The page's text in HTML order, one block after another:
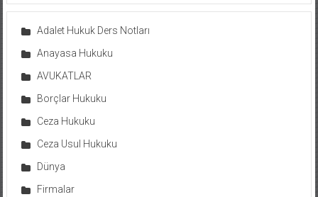
Adalet Hukuk Ders Notları
Anayasa Hukuku
AVUKATLAR
Borçlar Hukuku
Ceza Hukuku
Ceza Usul Hukuku
Dünya
Firmalar